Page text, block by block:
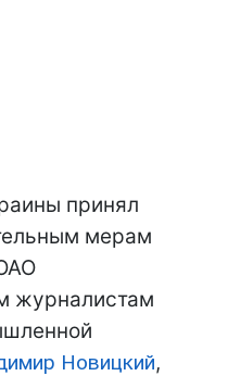
принял
мерам
журналистам
Новицкий,